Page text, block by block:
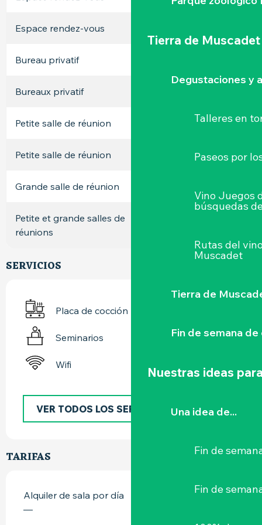
Tierra de Muscadet
Degustaciones y
Talleres en
Paseos por
Vino Juegos
búsquedas
Rutas del
Muscadet
Tierra de
Fin de semana
Nuestras ideas
Una idea de...
Fin de
Fin de
Espace rendez-vous
Bureau privatif
Bureaux privatif
Petite salle de réunion 10
Petite salle de réunion 8 12
Grande salle de réunion
Petite et grande salles de
réunions
SERVICIOS
Placa de cocción
Seminarios
Wifi
VER TODOS LOS SERVICIOS
TARIFAS
Alquiler de sala por día
—